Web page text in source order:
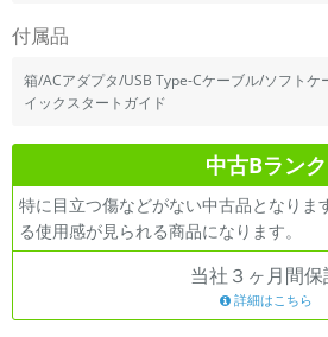
付属品
箱/ACアダプタ/USB Type-Cケーブル/ソフトケ
イックスタートガイド
中古Bランク
特に目立つ傷などがない中古品となりま
る使用感が見られる商品になります。
当社３ヶ月間保
詳細はこちら
商品状態の絞り込み
「新品」「未使用」「中古」など
OS
OSの絞り込み